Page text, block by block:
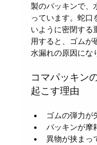
製のパッキンで、
っています。蛇口
いように密閉する
用すると、ゴムが
水漏れの原因にな
コマパッキン
起こす理由
ゴムの弾力が
パッキンが摩
異物が挟まっ